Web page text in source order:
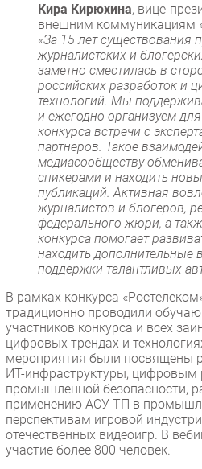
Кира Кирюхина, вице-
внешним коммуникациям
«За 15 лет существования
журналистских и
заметно сместилась в
российских разработок и
технологий. Мы
и ежегодно организуем
конкурса встречи с
партнеров. Такое
медиасообществу
спикерами и находить
публикаций. Активная
журналистов и блогеров,
федерального жюри, а
конкурса помогает
находить дополнительные
поддержки талантливых
В рамках конкурса
традиционно проводили
участников конкурса и всех
цифровых трендах и
мероприятия были посвящены
ИТ-инфраструктуры, цифровым
промышленной безопасности,
применению АСУ ТП в
перспективам игровой
отечественных видеоигр. В
участие более 800 человек.